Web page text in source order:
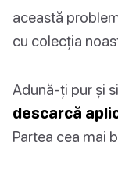
această
cu colecția
Adună-ți pur și
descarcă
Partea cea mai